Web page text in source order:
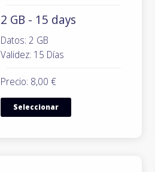
2 GB - 15 days
Datos: 2 GB
Validez: 15 Días
Precio: 8,00 €
Seleccionar